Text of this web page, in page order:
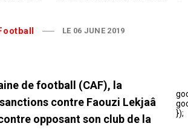
Football LE 06 JUNE 2019
de football (CAF), la
contre Faouzi Lekjaâ
opposant son club de la